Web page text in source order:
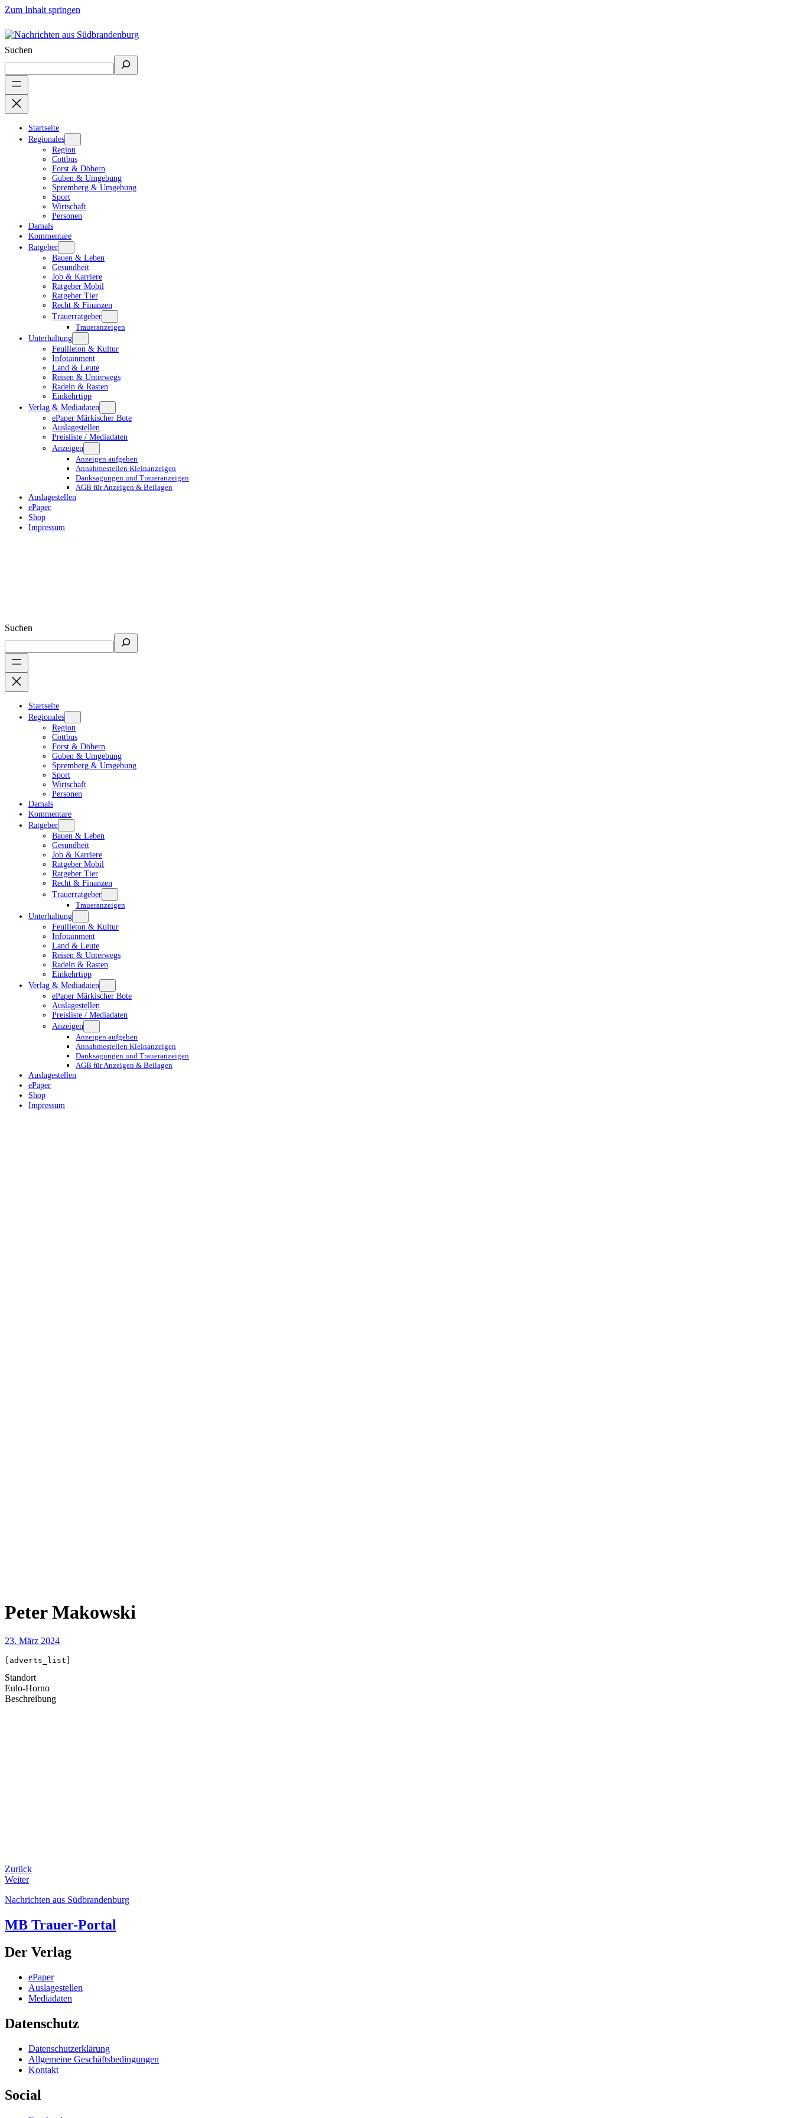
Zum Inhalt springen
Suchen
Startseite
Regionales
Region
Cottbus
Forst & Döbern
Guben & Umgebung
Spremberg & Umgebung
Sport
Wirtschaft
Personen
Damals
Kommentare
Ratgeber
Bauen & Leben
Gesundheit
Job & Karriere
Ratgeber Mobil
Ratgeber Tier
Recht & Finanzen
Trauerratgeber
Traueranzeigen
Unterhaltung
Feuilleton & Kultur
Infotainment
Land & Leute
Reisen & Unterwegs
Radeln & Rasten
Einkehrtipp
Verlag & Mediadaten
ePaper Märkischer Bote
Auslagestellen
Preisliste / Mediadaten
Anzeigen
Anzeigen aufgeben
Annahmestellen Kleinanzeigen
Danksagungen und Traueranzeigen
AGB für Anzeigen & Beilagen
Auslagestellen
ePaper
Shop
Impressum
Suchen
Startseite
Regionales
Region
Cottbus
Forst & Döbern
Guben & Umgebung
Spremberg & Umgebung
Sport
Wirtschaft
Personen
Damals
Kommentare
Ratgeber
Bauen & Leben
Gesundheit
Job & Karriere
Ratgeber Mobil
Ratgeber Tier
Recht & Finanzen
Trauerratgeber
Traueranzeigen
Unterhaltung
Feuilleton & Kultur
Infotainment
Land & Leute
Reisen & Unterwegs
Radeln & Rasten
Einkehrtipp
Verlag & Mediadaten
ePaper Märkischer Bote
Auslagestellen
Preisliste / Mediadaten
Anzeigen
Anzeigen aufgeben
Annahmestellen Kleinanzeigen
Danksagungen und Traueranzeigen
AGB für Anzeigen & Beilagen
Auslagestellen
ePaper
Shop
Impressum
Peter Makowski
23. März 2024
[adverts_list]
Standort
Eulo-Horno
Beschreibung
Zurück
Weiter
Nachrichten aus Südbrandenburg
MB Trauer-Portal
Der Verlag
ePaper
Auslagestellen
Mediadaten
Datenschutz
Datenschutzerklärung
Allgemeine Geschäftsbedingungen
Kontakt
Social